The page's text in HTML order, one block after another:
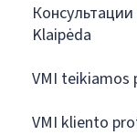
Klaipėda
VMI teikiamos
VMI kliento